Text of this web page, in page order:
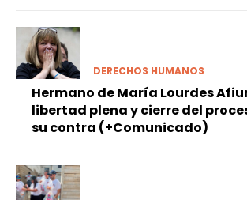
DERECHOS HUMANOS
Hermano de María Lourdes
libertad plena y cierre del
su contra (+Comunicado)